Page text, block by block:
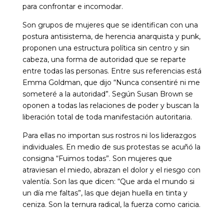
para confrontar e incomodar.
Son grupos de mujeres que se identifican con una
postura antisistema, de herencia anarquista y punk,
proponen una estructura política sin centro y sin
cabeza, una forma de autoridad que se reparte
entre todas las personas. Entre sus referencias está
Emma Goldman, que dijo “Nunca consentiré ni me
someteré a la autoridad”. Según Susan Brown se
oponen a todas las relaciones de poder y buscan la
liberación total de toda manifestación autoritaria.
Para ellas no importan sus rostros ni los liderazgos
individuales. En medio de sus protestas se acuñó la
consigna “Fuimos todas”. Son mujeres que
atraviesan el miedo, abrazan el dolor y el riesgo con
valentía. Son las que dicen: “Que arda el mundo si
un día me faltas”, las que dejan huella en tinta y
ceniza. Son la ternura radical, la fuerza como caricia.